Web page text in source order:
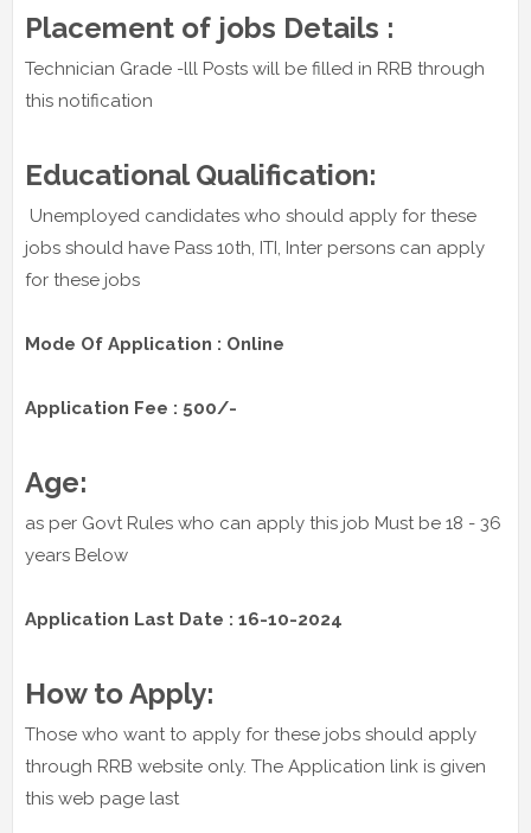
Placement of jobs Details :
Technician Grade -lll Posts will be filled in RRB through
this notification
Educational Qualification:
Unemployed candidates who should apply for these
jobs should have Pass 10th, ITI, Inter persons can apply
for these jobs
Mode Of Application : Online
Application Fee : 500/-
Age:
as per Govt Rules who can apply this job Must be 18 - 36
years Below
Application Last Date : 16-10-2024
How to Apply:
Those who want to apply for these jobs should apply
through RRB website only. The Application link is given
this web page last